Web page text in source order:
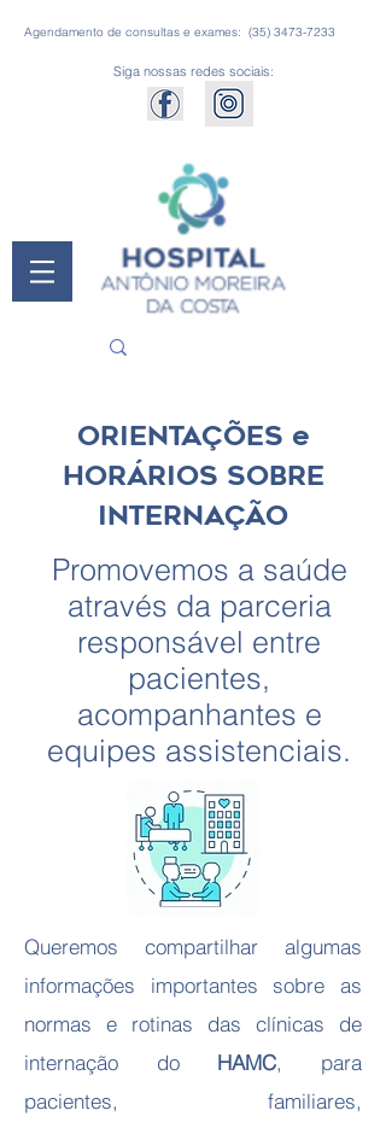
Agendamento de consultas e exames: (35) 3473-7233
Siga nossas redes sociais:
ORIENTAÇÕES e
HORÁRIOS SOBRE
INTERNAÇÃO
Promovemos a saúde
através da parceria
responsável entre
pacientes,
acompanhantes e
equipes assistenciais.
Queremos compartilhar algumas
informações importantes sobre as
normas e rotinas das clínicas de
internação do HAMC, para
pacientes, familiares,